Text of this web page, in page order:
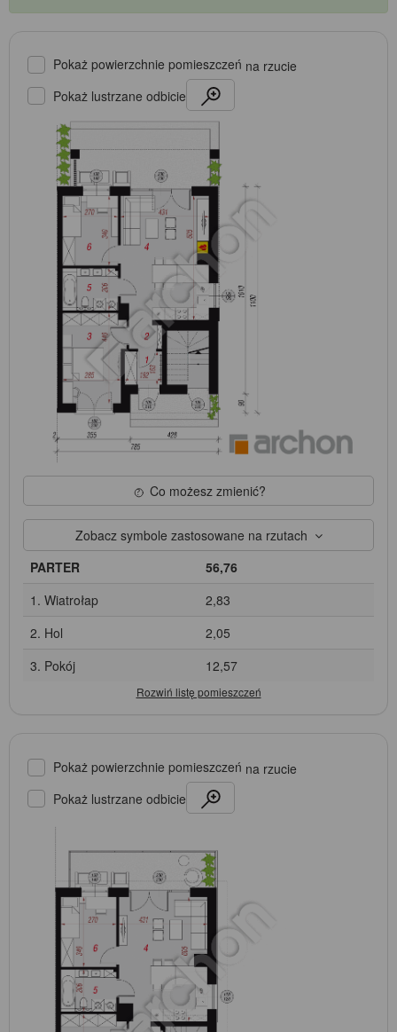
Pokaż powierzchnie pomieszczeń na rzucie
Pokaż lustrzane odbicie
Co możesz zmienić?
Zobacz symbole zastosowane na rzutach
PARTER
56,76
1. Wiatrołap
2,83
2. Hol
2,05
3. Pokój
12,57
Pokaż powierzchnie pomieszczeń na rzucie
Pokaż lustrzane odbicie